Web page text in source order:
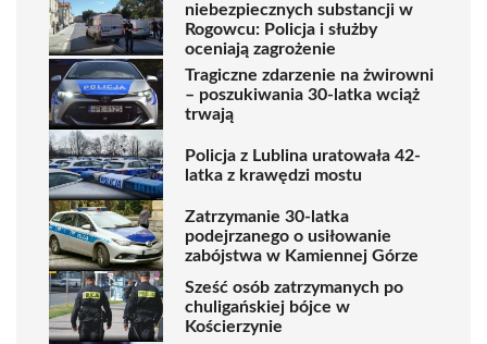
niebezpiecznych substancji w
Rogowcu: Policja i służby
oceniają zagrożenie
Tragiczne zdarzenie na żwirowni
– poszukiwania 30-latka wciąż
trwają
Policja z Lublina uratowała 42-
latka z krawędzi mostu
Zatrzymanie 30-latka
podejrzanego o usiłowanie
zabójstwa w Kamiennej Górze
Sześć osób zatrzymanych po
chuligańskiej bójce w
Kościerzynie